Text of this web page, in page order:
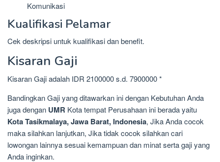
Komunikasi
Kualifikasi Pelamar
Cek deskripsi untuk kualifikasi dan benefit.
Kisaran Gaji
Kisaran Gaji adalah IDR 2100000 s.d. 7900000 *
Bandingkan Gaji yang ditawarkan ini dengan Kebutuhan Anda
juga dengan UMR Kota tempat Perusahaan ini berada yaitu
Kota Tasikmalaya, Jawa Barat, Indonesia, Jika Anda cocok
maka silahkan lanjutkan, Jika tidak cocok silahkan cari
lowongan lainnya sesuai kemampuan dan minat serta gaji yang
Anda inginkan.